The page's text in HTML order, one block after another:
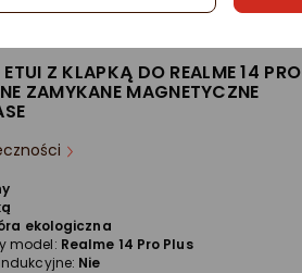
Z KLAPKĄ DO REALME 14 PRO
ZAMYKANE MAGNETYCZNE
ekologiczna
model: Realme 14 Pro Plus
Nie